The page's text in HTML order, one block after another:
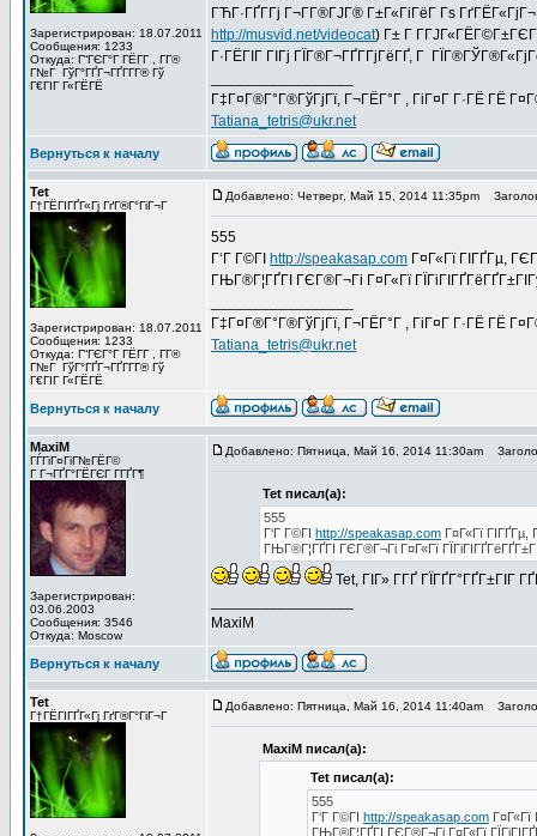
Зарегистрирован: 18.07.2011
Сообщения: 1233
Откуда: Г“ГЄГ°Г ГЁГ­Г , Г­Г®
Г№Г ГўГ°ГҐГ¬ГҐГ­Г­Г® Гў
Г€ГІГ Г«ГЁГЁ
ГЋГ·ГҐГ­Гј Г¬Г­Г®ГЈГ® Г±Г«ГіГёГ Гѕ
http://musvid.net/videocat) Г± Г
Г·ГЁГІГ ГІГј ГЇГ®Г¬ГҐГ­ГјГёГҐ, Г
Г‡Г¤Г®Г°Г®ГўГјГї, Г¬ГЁГ°Г , ГіГ¤Г Г·ГЁ ГЁ
Tatiana_tetris@ukr.net
Вернуться к началу
Tet
Г†ГЁГІГҐГ«Гј ГґГ®Г°ГіГ¬Г
Зарегистрирован: 18.07.2011
Сообщения: 1233
Откуда: Г“ГЄГ°Г ГЁГ­Г , Г­Г®
Г№Г ГўГ°ГҐГ¬ГҐГ­Г­Г® Гў
Г€ГІГ Г«ГЁГЁ
Добавлено: Четверг, Май 15, 2014 11:35pm
555
Г‘Г Г©ГІ http://speakasap.com Г¤Г«Гї ГІГҐГµ,
ГЊГ®Г¦ГҐГІ ГЄГ®Г¬Гі Г¤Г«Гї
Г‡Г¤Г®Г°Г®ГўГјГї, Г¬ГЁГ°Г , ГіГ¤Г Г·ГЁ ГЁ
Tatiana_tetris@ukr.net
Вернуться к началу
MaxiM
ГЃГіГ¤ГіГ№ГЁГ©
Г Г¬ГҐГ°ГЁГЄГ Г­ГҐГ¶
Зарегистрирован:
03.06.2003
Сообщения: 3546
Откуда: Moscow
Добавлено: Пятница, Май 16, 2014 11:30am
Tet писал(а):
555
Г‘Г Г©ГІ http://speakasap.com Г¤Г«Гї ГІГҐГµ,
ГЊГ®Г¦ГҐГІ ГЄГ®Г¬Гі Г¤Г«Гї
Tet, ГІГ» Г­ГҐ ГЇГҐГ°ГҐГ±ГІГ
MaxiM
Вернуться к началу
Tet
Г†ГЁГІГҐГ«Гј ГґГ®Г°ГіГ¬Г
Добавлено: Пятница, Май 16, 2014 11:40am
MaxiM писал(а):
Tet писал(а):
555
Г‘Г Г©ГІ http://speakasap.com Г¤Г«Гї
ГЊГ®Г¦ГҐГІ ГЄГ®Г¬Гі Г¤Г«Гї